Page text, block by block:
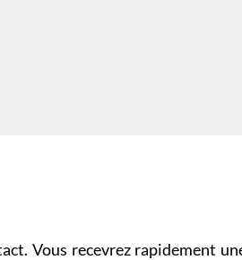
Vous recevrez rapidement